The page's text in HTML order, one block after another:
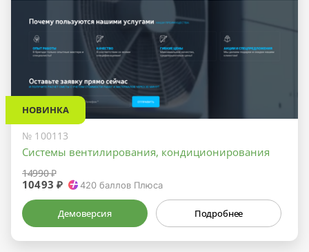
НОВИНКА
№ 100113
Системы вентилирования, кондиционирования
14990 ₽
10493 ₽ 420 баллов Плюса
Демоверсия Подробнее